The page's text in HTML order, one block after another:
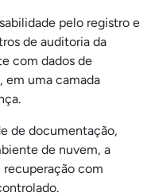
pelo registro e
de auditoria da
com dados de
em uma camada
de documentação,
de nuvem, a
recuperação com